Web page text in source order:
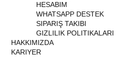
HESABIM
WHATSAPP DESTEK
SIPARIŞ TAKIBI
GIZLILIK POLITIKALARI
HAKKIMIZDA
KARIYER